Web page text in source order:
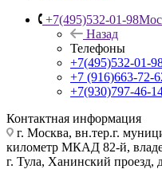
+7(495)532-01-98
Назад
Телефоны
+7(495)532-01-
+7 (916)663-72-
+7(930)797-46-
Контактная информация
г. Москва, вн.тер.г.
километр МКАД 82-й,
г. Тула, Ханинский проезд,